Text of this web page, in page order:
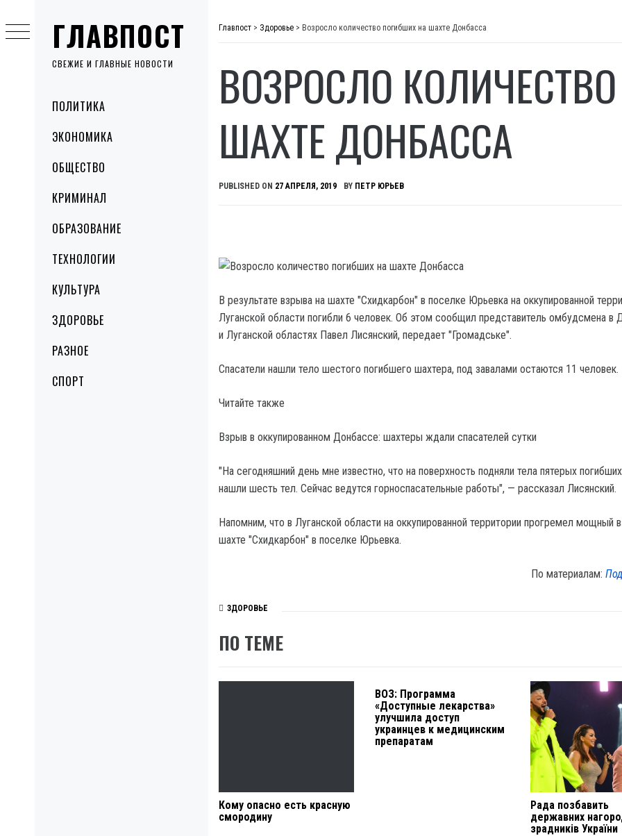
ГЛАВПОСТ
СВЕЖИЕ И ГЛАВНЫЕ НОВОСТИ
MenuПОЛИТИКА
ЭКОНОМИКА
ОБЩЕСТВО
КРИМИНАЛ
ОБРАЗОВАНИЕ
ТЕХНОЛОГИИ
КУЛЬТУРА
ЗДОРОВЬЕ
РАЗНОЕ
СПОРТ
to
content
Главпост > Здоровье > Возросло количество погибших на шахте Донбасса
ВОЗРОСЛО
ШАХТЕ ДОНБАССА
PUBLISHED ON 27 АПРЕЛЯ, 2019 BY ПЕТР ЮРЬЕВ
В результате взрыва на шахте "Схидкарбон" в поселке Юрьевка на оккупированной
Луганской области погибли 6 человек. Об этом сообщил представитель омбудсмена в
и Луганской областях Павел Лисянский, передает "Громадське".
Спасатели нашли тело шестого погибшего шахтера, под завалами остаются 11 человек.
Читайте также
Взрыв в оккупированном Донбассе: шахтеры ждали спасателей сутки
"На сегодняшний день мне известно, что на поверхность подняли тела пятерых
нашли шесть тел. Сейчас ведутся горноспасательные работы", — рассказал Лисянский.
Напомним, что в Луганской области на оккупированной территории прогремел мощный
шахте "Схидкарбон" в поселке Юрьевка.
По материалам:
ЗДОРОВЬЕ
ПО ТЕМЕ
Кому опасно есть красную
смородину
ВОЗ: Программа
«Доступные лекарства»
улучшила доступ
украинцев к медицинским
препаратам
Рада позбавить
державних
зрадників України